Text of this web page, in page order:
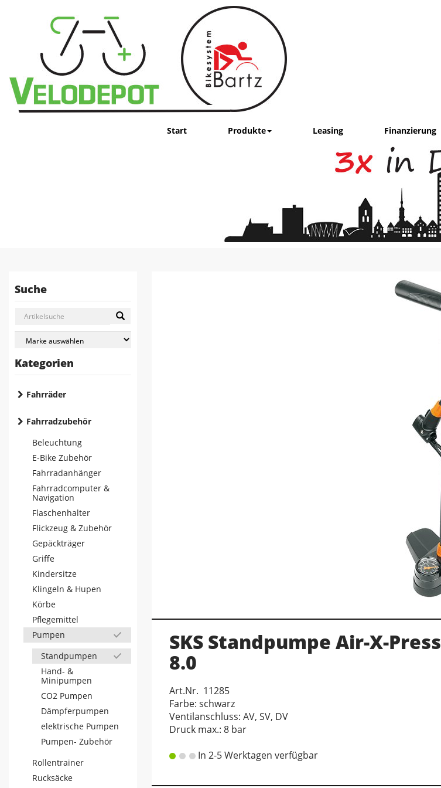
Start Produkte Leasing Finanzierung
Suche
Kategorien
Fahrräder
Fahrradzubehör
Beleuchtung
E-Bike Zubehör
Fahrradanhänger
Fahrradcomputer &
Navigation
Flaschenhalter
Flickzeug & Zubehör
Gepäckträger
Griffe
Kindersitze
Klingeln & Hupen
Körbe
Pflegemittel
Pumpen
Standpumpen
Hand- &
Minipumpen
CO2 Pumpen
Dämpferpumpen
elektrische Pumpen
Pumpen- Zubehör
Rollentrainer
Rucksäcke
SKS Standpumpe Air-X-Press
8.0
Art.Nr. 11285
Farbe: schwarz
Ventilanschluss: AV, SV, DV
Druck max.: 8 bar
In 2-5 Werktagen verfügbar